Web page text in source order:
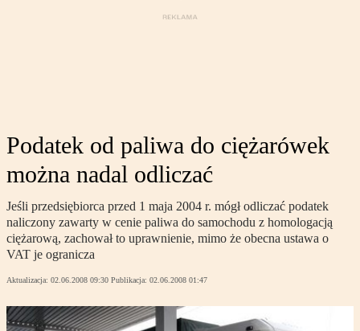
Podatek od paliwa do ciężarówek
można nadal odliczać
Jeśli przedsiębiorca przed 1 maja 2004 r. mógł odliczać podatek
naliczony zawarty w cenie paliwa do samochodu z homologacją
ciężarową, zachował to uprawnienie, mimo że obecna ustawa o
VAT je ogranicza
Aktualizacja: 02.06.2008 09:30 Publikacja: 02.06.2008 01:47